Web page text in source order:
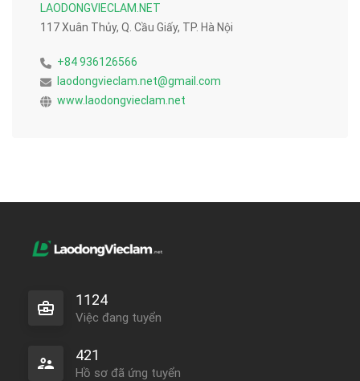
LAODONGVIECLAM.NET
117 Xuân Thủy, Q. Cầu Giấy, TP. Hà Nội
+84 936126566
laodongvieclam.net@gmail.com
www.laodongvieclam.net
1124
Việc đang tuyển
421
Hồ sơ đã ứng tuyển